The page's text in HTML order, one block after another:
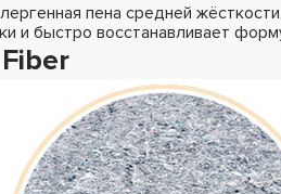
пена средней
и быстро восстанавливает